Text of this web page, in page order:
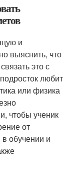
и
выяснить, что
это с
любит
или физика
чтобы ученик
от
обучении и